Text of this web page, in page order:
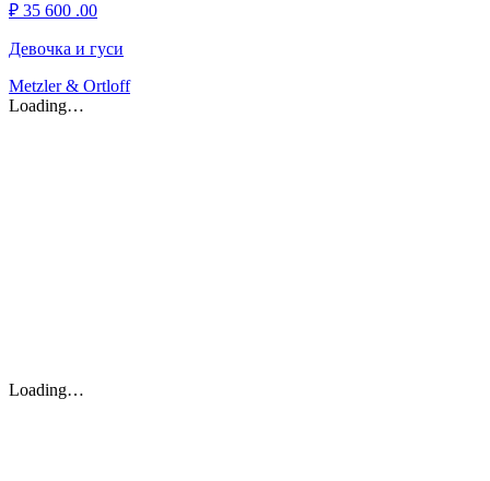
₽ 35 600 .00
Девочка и гуси
Metzler & Ortloff
Loading…
Loading…